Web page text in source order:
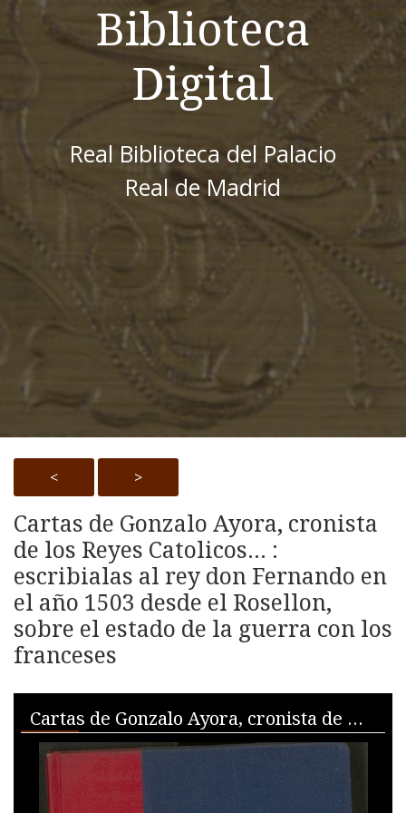
Biblioteca
Digital
Real Biblioteca del Palacio
Real de Madrid
< >
Cartas de Gonzalo Ayora, cronista
de los Reyes Catolicos... :
escribialas al rey don Fernando en
el año 1503 desde el Rosellon,
sobre el estado de la guerra con los
franceses
Media Viewer Cartas de Gonzalo Ayora, cronista de los Reyes Catolicos